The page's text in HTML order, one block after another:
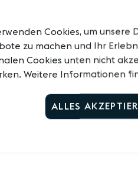
Cookies, um unsere
zu machen und Ihr
Cookies unten nicht
Weitere Informationen
ALLES
Zuhause mit einer frischen